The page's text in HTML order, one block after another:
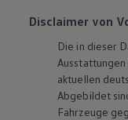
Disclaimer von
Die in dieser
aktuellen
Abgebildet
Fahrzeuge